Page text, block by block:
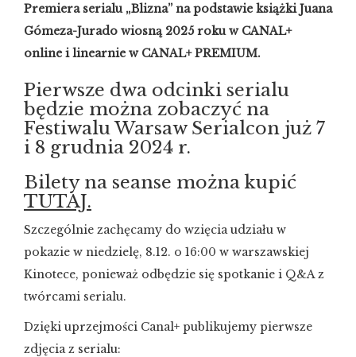
Premiera serialu „Blizna” na podstawie książki Juana
Gómeza-Jurado wiosną 2025 roku w CANAL+
online i linearnie w CANAL+ PREMIUM.
Pierwsze dwa odcinki serialu
będzie można zobaczyć na
Festiwalu Warsaw Serialcon już 7
i 8 grudnia 2024 r.
Bilety na seanse można kupić
TUTAJ.
Szczególnie zachęcamy do wzięcia udziału w
pokazie w niedzielę, 8.12. o 16:00 w warszawskiej
Kinotece, ponieważ odbędzie się spotkanie i Q&A z
twórcami serialu.
Dzięki uprzejmości Canal+ publikujemy pierwsze
zdjęcia z serialu: